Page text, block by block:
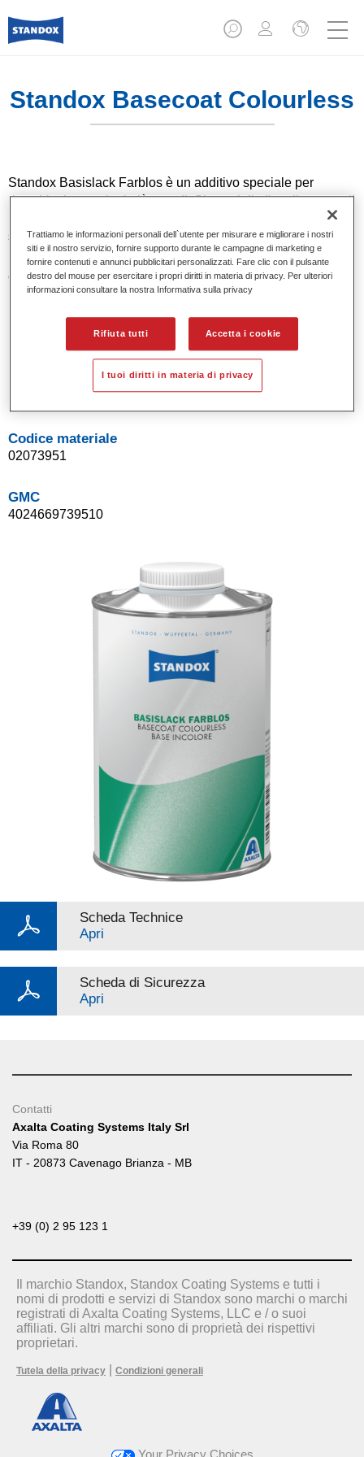
Standox Basecoat Colourless
Standox Basislack Farblos è un additivo speciale per
ritocchi e lavorazioni più grandi. Si consiglia l'applicazone di
un singolo strato prima della base opaca per ottenere una
sfumatura uniforme tra la vernice vecchia e quella nuova.
Caratteristiche del prodotto
Per la sfumatura di basi opache Standox.
base opaca colorata.
Product Variant
Codice materiale
02073951
GMC
4024669739510
Scheda Technice
Apri
Scheda di Sicurezza
Apri
Contatti
Axalta Coating Systems Italy Srl
Via Roma 80
IT - 20873 Cavenago Brianza - MB
+39 (0) 2 95 123 1
Il marchio Standox, Standox Coating Systems e tutti i
nomi di prodotti e servizi di Standox sono marchi o marchi
registrati di Axalta Coating Systems, LLC e / o suoi
affiliati. Gli altri marchi sono di proprietà dei rispettivi
proprietari.
Tutela della privacy Condizioni generali
Trattiamo le informazioni personali dell`utente per misurare e migliorare i nostri
siti e il nostro servizio, fornire supporto durante le campagne di marketing e
fornire contenuti e annunci pubblicitari personalizzati. Fare clic con il pulsante
destro del mouse per esercitare i propri diritti in materia di privacy. Per ulteriori
informazioni consultare la nostra Informativa sulla privacy
Rifiuta tutti Accetta i cookie
I tuoi diritti in materia di privacy